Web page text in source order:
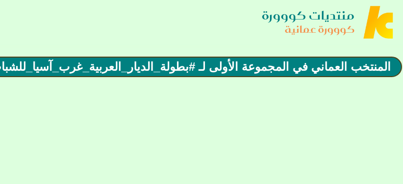
منتديات كووورة
كووورة عمانية
المنتخب العماني في المجموعة الأولى لـ ‎#بطولة_الديار_العربية_غرب_آسيا_للشباب